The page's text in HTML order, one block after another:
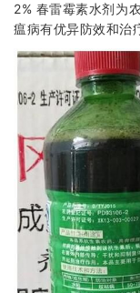
2% 春雷霉素水剂为
瘟病有优异防效和治